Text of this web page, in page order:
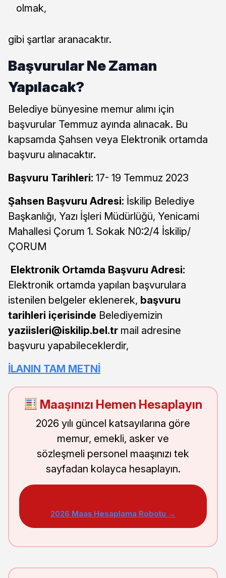
olmak,
gibi şartlar aranacaktır.
Başvurular Ne Zaman
Yapılacak?
Belediye bünyesine memur alımı için
başvurular Temmuz ayında alınacak. Bu
kapsamda Şahsen veya Elektronik ortamda
başvuru alınacaktır.
Başvuru Tarihleri: 17- 19 Temmuz 2023
Şahsen Başvuru Adresi: İskilip Belediye
Başkanlığı, Yazı İşleri Müdürlüğü, Yenicami
Mahallesi Çorum 1. Sokak N0:2/4 İskilip/
ÇORUM
Elektronik Ortamda Başvuru Adresi:
Elektronik ortamda yapılan başvurulara
istenilen belgeler eklenerek, başvuru
tarihleri içerisinde Belediyemizin
yaziisleri@iskilip.bel.tr mail adresine
başvuru yapabileceklerdir,
İLANIN TAM METNİ
Maaşınızı Hemen Hesaplayın
2026 yılı güncel katsayılarına göre
memur, emekli, asker ve
sözleşmeli personel maaşınızı tek
sayfadan kolayca hesaplayın.
2026 Maaş Hesaplama Robotu →